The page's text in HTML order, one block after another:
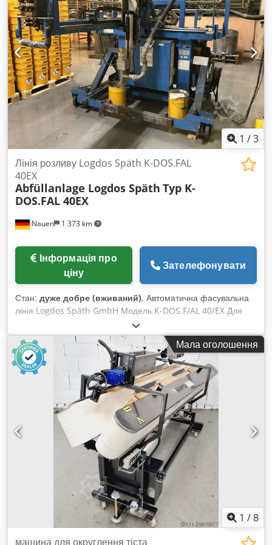
1 /3
Nauen 1 373 km
Лінія розливу Logdos Späth K-DOS.FAL
40EX
Abfüllanlage Logdos Späth Typ K-
DOS.FAL 40EX
ціну
Зателефонувати
Стан: дуже добре (вживаний), Автоматична фасувальна
лінія Logdos Späth GmbH Модель K-DOS.F/AL 40/EX Для
розливу рідин у відра, хобоки, IBC-контейнери та бочки У
вибухозахищеному виконанні (EX) Мобільна, на роликах
Компактні розміри: 3 м x 2 м x 2 м (ДxШxВ) Програмовані осі
X/Y та шаблон укладки на піддонах Дуже гарний стан,
безпосередньо з виробництва!!! Chodpoiyytqofx Ammsa
Мала оголошення
1 /8
машина для округлення тіста